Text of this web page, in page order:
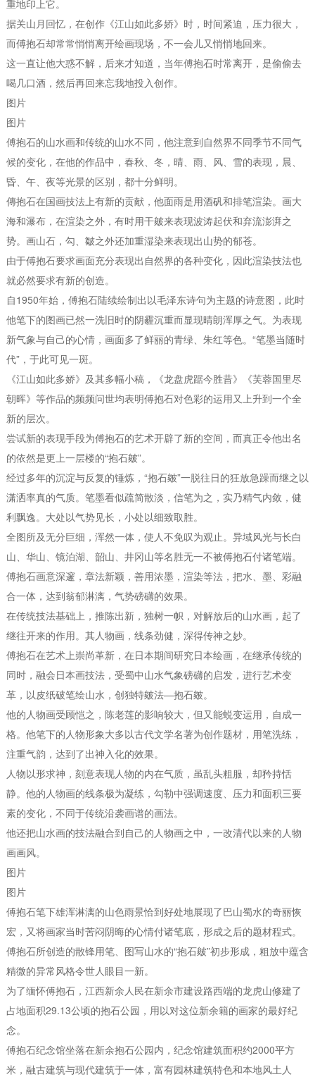
重地印上它。
据关山月回忆，在创作《江山如此多娇》时，时间紧迫，压力很大，
而傅抱石却常常悄悄离开绘画现场，不一会儿又悄悄地回来。
这一直让他大惑不解，后来才知道，当年傅抱石时常离开，是偷偷去
喝几口酒，然后再回来忘我地投入创作。
图片
图片
傅抱石的山水画和传统的山水不同，他注意到自然界不同季节不同气
候的变化，在他的作品中，春秋、冬，晴、雨、风、雪的表现，晨、
昏、午、夜等光景的区别，都十分鲜明。
傳抱石在国画技法上有新的贡献，他面雨是用酒矾和排笔渲染。画大
海和瀑布，在渲染之外，有时用干皴来表现波涛起伏和弃流澎湃之
势。画山石，勾、皺之外还加重湿染来表现出山势的郁苍。
由于傅抱石要求画面充分表现出自然界的各种变化，因此渲染技法也
就必然要求有新的创造。
自1950年始，傅抱石陆续绘制出以毛泽东诗句为主题的诗意图，此时
他笔下的图画已然一洗旧时的阴霾沉重而显现晴朗浑厚之气。为表现
新气象与自己的心情，画面多了鲜丽的青绿、朱红等色。“笔墨当随时
代”，于此可见一斑。
《江山如此多娇》及其多幅小稿，《龙盘虎踞今胜昔》《芙蓉国里尽
朝晖》等作品的频频问世均表明傅抱石对色彩的运用又上升到一个全
新的层次。
尝试新的表现手段为傅抱石的艺术开辟了新的空间，而真正令他出名
的依然是更上一层楼的“抱石皴”。
经过多年的沉淀与反复的锤炼，“抱石皴”一脱往日的狂放急躁而继之以
潇洒率真的气质。笔墨看似疏简散淡，信笔为之，实乃精气内敛，健
利飘逸。大处以气势见长，小处以细致取胜。
全图所及无分巨细，浑然一体，使人不免叹为观止。异域风光与长白
山、华山、镜泊湖、韶山、井冈山等名胜无一不被傅抱石付诸笔端。
傅抱石画意深邃，章法新颖，善用浓墨，渲染等法，把水、墨、彩融
合一体，达到翁郁淋漓，气势磅礴的效果。
在传统技法基础上，推陈出新，独树一帜，对解放后的山水画，起了
继往开来的作用。其人物画，线条劲健，深得传神之妙。
傅抱石在艺术上崇尚革新，在日本期间研究日本绘画，在继承传统的
同时，融会日本画技法，受蜀中山水气象磅礴的启发，进行艺术变
革，以皮纸破笔绘山水，创独特皴法—抱石皴。
他的人物画受顾恺之，陈老莲的影响较大，但又能蜕变运用，自成一
格。他笔下的人物形象大多以古代文学名著为创作题材，用笔洗练，
注重气韵，达到了出神入化的效果。
人物以形求神，刻意表现人物的内在气质，虽乱头粗服，却矜持恬
静。他的人物画的线条极为凝练，勾勒中强调速度、压力和面积三要
素的变化，不同于传统沿袭画谱的画法。
他还把山水画的技法融合到自己的人物画之中，一改清代以来的人物
画画风。
图片
图片
傅抱石笔下雄浑淋漓的山色雨景恰到好处地展现了巴山蜀水的奇丽恢
宏，又将画家当时苦闷阴晦的心情付诸笔底，形成之后的题材程式。
傅抱石所创造的散锋用笔、图写山水的“抱石皴”初步形成，粗放中蕴含
精微的异常风格令世人眼目一新。
为了缅怀傅抱石，江西新余人民在新余市建设路西端的龙虎山修建了
占地面积29.13公顷的抱石公园，用以对这位新余籍的画家的最好纪
念。
傅抱石纪念馆坐落在新余抱石公园内，纪念馆建筑面积约2000平方
米，融古建筑与现代建筑于一体，富有园林建筑特色和本地风土人